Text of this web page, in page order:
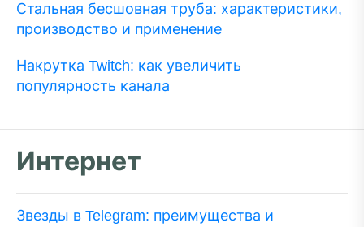
Стальная бесшовная труба: характеристики,
производство и применение
Накрутка Twitch: как увеличить
популярность канала
Интернет
Звезды в Telegram: преимущества и